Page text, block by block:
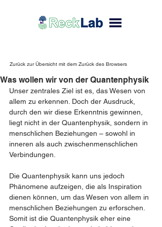
Zurück zur Übersicht mit dem Zurück des Browsers
Was wollen wir von der Quantenphysik
Unser zentrales Ziel ist es, das Wesen von
allem zu erkennen. Doch der Ausdruck,
durch den wir diese Erkenntnis gewinnen,
liegt nicht in der Quantenphysik, sondern in
menschlichen Beziehungen – sowohl in
inneren als auch zwischenmenschlichen
Verbindungen.
Die Quantenphysik kann uns jedoch
Phänomene aufzeigen, die als Inspiration
dienen können, um das Wesen von allem in
menschlichen Beziehungen zu erforschen.
Somit ist die Quantenphysik eher eine